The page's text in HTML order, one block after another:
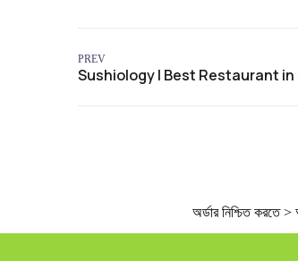
PREV
অর্ডার নিশ্চিত করতে >